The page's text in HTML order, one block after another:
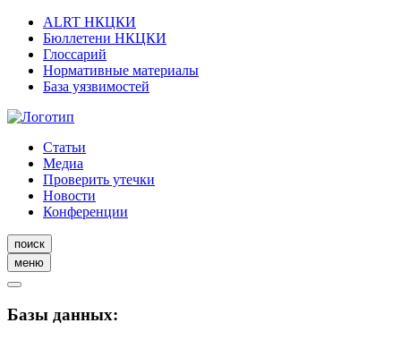
ALRT НКЦКИ
Бюллетени НКЦКИ
Глоссарий
Нормативные материалы
База уязвимостей
Статьи
Медиа
Проверить утечки
Новости
Конференции
поиск
меню
Базы данных: